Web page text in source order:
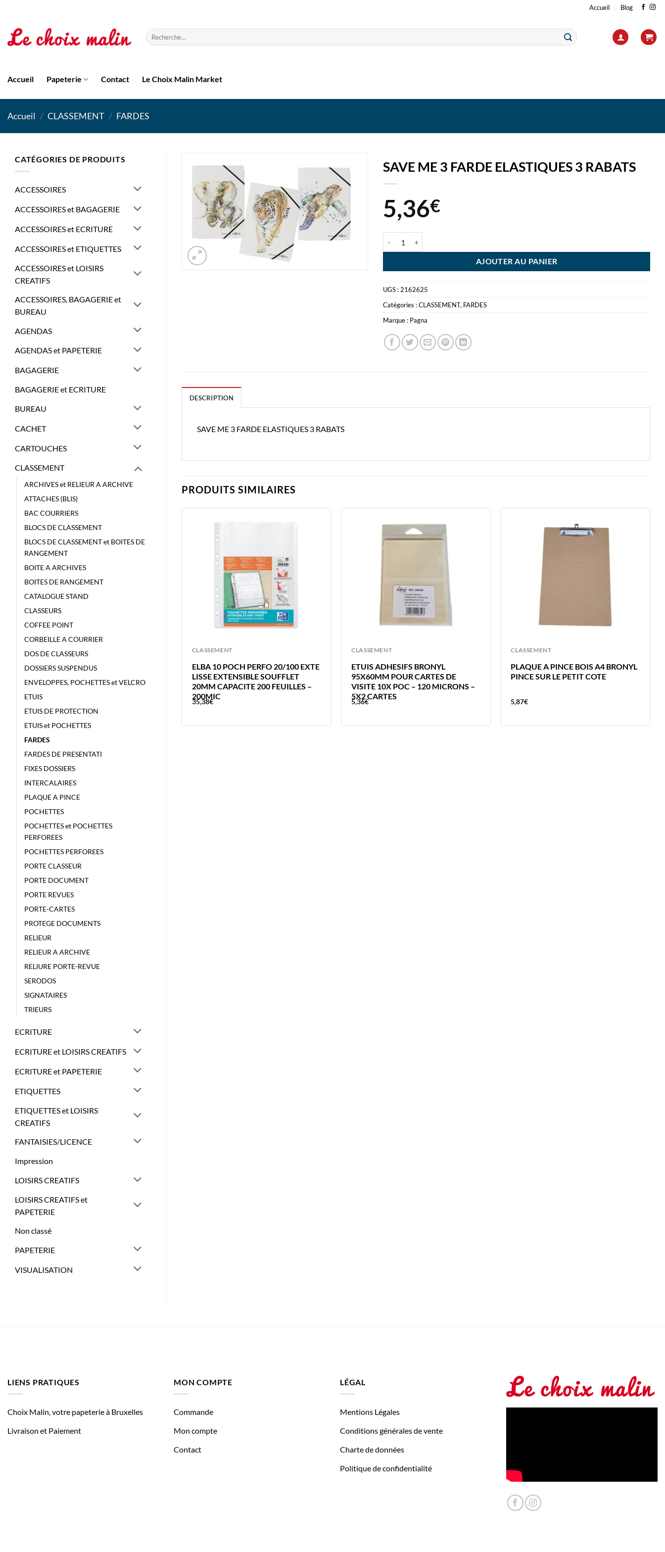
contenu
Accueil Blog
Recherche
pour :
Accueil Papeterie Contact Le Choix Malin Market
Accueil / CLASSEMENT / FARDES
CATÉGORIES DE PRODUITS
ACCESSOIRES
ACCESSOIRES et BAGAGERIE
ACCESSOIRES et ECRITURE
ACCESSOIRES et ETIQUETTES
ACCESSOIRES et LOISIRS
CREATIFS
ACCESSOIRES, BAGAGERIE et
BUREAU
AGENDAS
AGENDAS et PAPETERIE
BAGAGERIE
BAGAGERIE et ECRITURE
BUREAU
CACHET
CARTOUCHES
CLASSEMENT
ARCHIVES et RELIEUR A ARCHIVE
ATTACHES (BLIS)
BAC COURRIERS
BLOCS DE CLASSEMENT
BLOCS DE CLASSEMENT et BOITES DE
RANGEMENT
BOITE A ARCHIVES
BOITES DE RANGEMENT
CATALOGUE STAND
CLASSEURS
COFFEE POINT
CORBEILLE A COURRIER
DOS DE CLASSEURS
DOSSIERS SUSPENDUS
ENVELOPPES, POCHETTES et VELCRO
ETUIS
ETUIS DE PROTECTION
ETUIS et POCHETTES
FARDES
FARDES DE PRESENTATI
FIXES DOSSIERS
INTERCALAIRES
PLAQUE A PINCE
POCHETTES
POCHETTES et POCHETTES
PERFOREES
POCHETTES PERFOREES
PORTE CLASSEUR
PORTE DOCUMENT
PORTE REVUES
PORTE-CARTES
PROTEGE DOCUMENTS
RELIEUR
RELIEUR A ARCHIVE
RELIURE PORTE-REVUE
SERODOS
SIGNATAIRES
TRIEURS
ECRITURE
ECRITURE et LOISIRS CREATIFS
ECRITURE et PAPETERIE
ETIQUETTES
ETIQUETTES et LOISIRS
CREATIFS
FANTAISIES/LICENCE
Impression
LOISIRS CREATIFS
LOISIRS CREATIFS et
PAPETERIE
Non classé
PAPETERIE
VISUALISATION
SAVE ME 3 FARDE ELASTIQUES 3 RABATS
5,36€
AJOUTER AU PANIER
UGS : 2162625
Catégories :CLASSEMENT, FARDES
Marque : Pagna
DESCRIPTION
SAVE ME 3 FARDE ELASTIQUES 3 RABATS
PRODUITS SIMILAIRES
CLASSEMENT
ELBA 10 POCH PERFO 20/100 EXTE
LISSE EXTENSIBLE SOUFFLET
20MM CAPACITE 200 FEUILLES –
200MIC
35,38€
CLASSEMENT
ETUIS ADHESIFS BRONYL
95X60MM POUR CARTES DE
VISITE 10X POC – 120 MICRONS –
5X2 CARTES
5,36€
CLASSEMENT
PLAQUE A PINCE BOIS A4 BRONYL
PINCE SUR LE PETIT COTE
5,87€
CLASSEMENT
PLAQUE A PINCE BOIS A5 BRONYL
4,22
LIENS PRATIQUES
Choix Malin, votre papeterie à Bruxelles
Livraison et Paiement
MON COMPTE
Commande
Mon compte
Contact
LÉGAL
Mentions Légales
Conditions générales de vente
Charte de données
Politique de confidentialité